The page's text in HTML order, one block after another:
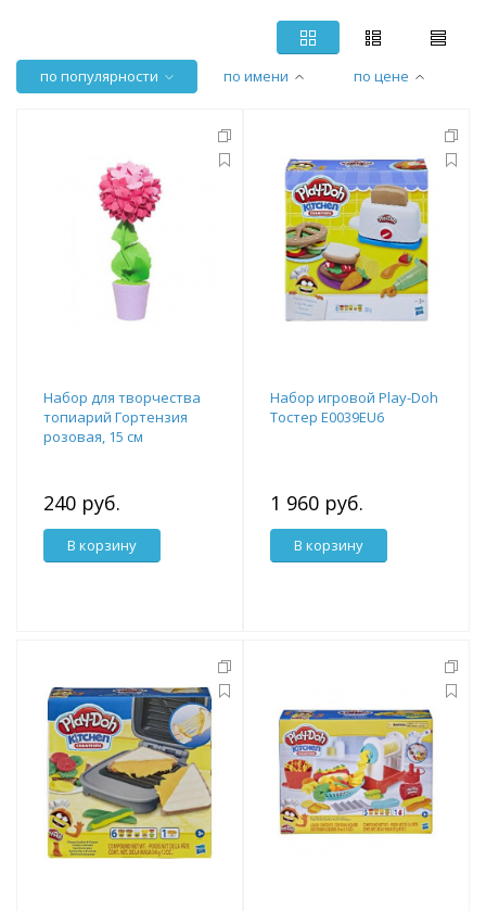
по популярности по имени по цене
Набор для творчества
топиарий Гортензия
розовая, 15 см
240 руб.
В корзину
Набор игровой Play-Doh
Тостер E0039EU6
1 960 руб.
В корзину